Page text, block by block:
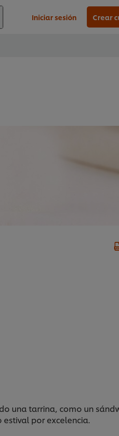
Iniciar sesión Crear
una tarrina, como un
por excelencia.